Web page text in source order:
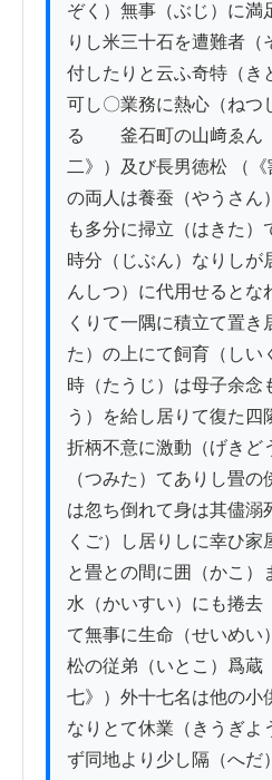
ぞく）無事（ぶじ）に満
りし米三十石を遭難者（
付したりと云ふ奇特（き
可し〇業務に熱心（ねつ
る　　釜石町の山﨑ゑん
二》）及び長男徳松 （《
の両人は養蚕（やうさん
も多分に掃立（はきた）
時分（じぶん）なりしが
んしつ）に代用せるとな
くりて一隅に積立て置き
た）の上にて飼育（しい
時（たうじ）は母子余念
う）を給し居りて復た四
折柄不意に激動（げきど
（つみた）てありし畳
は忽ち倒れて身は其儘溺
くご）し居りしに幸ひ家
と畳との間に囲（かこ）
水（かいすい）にも捲去
て無事に生命（せいめい
松の従弟（いとこ）爲
七》）外十七名は他の小
なりとて休業（きうぎよ
ず同地より少し隔（へだ